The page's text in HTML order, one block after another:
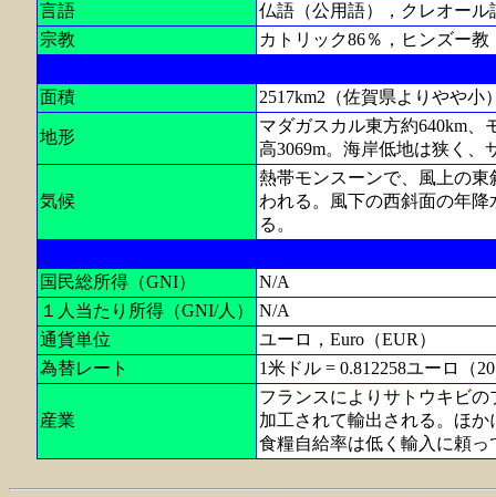
言語
仏語（公用語），クレオール
宗教
カトリック86％，ヒンズー
面積 2517km2（佐賀県よりやや小
地形
マダガスカル東方約640km、
高3069m。海岸低地は狭く
気候
熱帯モンスーンで、風上の東
われる。風下の西斜面の年
る。
国民総所得（GNI）
N/A
１人当たり所得（GNI/人）
N/A
通貨単位
ユーロ，Euro（EUR）
為替レート
1米ドル = 0.812258ユーロ（
産業
フランスによりサトウキビ
加工されて輸出される。ほ
食糧自給率は低く輸入に頼